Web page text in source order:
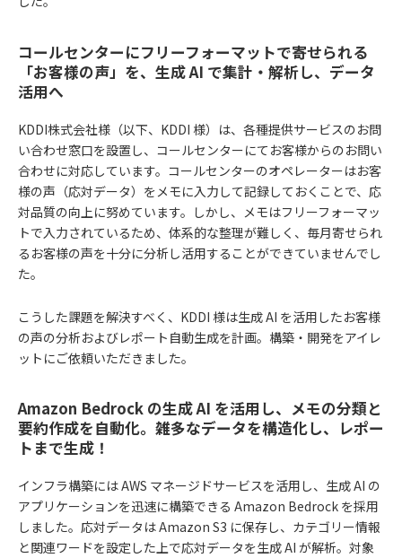
コールセンターにフリーフォーマットで寄せられる
「お客様の声」を、生成 AI で集計・解析し、データ
活用へ
KDDI株式会社様（以下、KDDI 様）は、各種提供サービスのお問
い合わせ窓口を設置し、コールセンターにてお客様からのお問い
合わせに対応しています。コールセンターのオペレーターはお客
様の声（応対データ）をメモに入力して記録しておくことで、応
対品質の向上に努めています。しかし、メモはフリーフォーマッ
トで入力されているため、体系的な整理が難しく、毎月寄せられ
るお客様の声を十分に分析し活用することができていませんでし
た。
こうした課題を解決すべく、KDDI 様は生成 AI を活用したお客様
の声の分析およびレポート自動生成を計画。構築・開発をアイレ
ットにご依頼いただきました。
Amazon Bedrock の生成 AI を活用し、メモの分類と
要約作成を自動化。雑多なデータを構造化し、レポー
トまで生成！
インフラ構築には AWS マネージドサービスを活用し、生成 AI の
アプリケーションを迅速に構築できる Amazon Bedrock を採用
しました。応対データは Amazon S3 に保存し、カテゴリー情報
と関連ワードを設定した上で応対データを生成 AI が解析。対象